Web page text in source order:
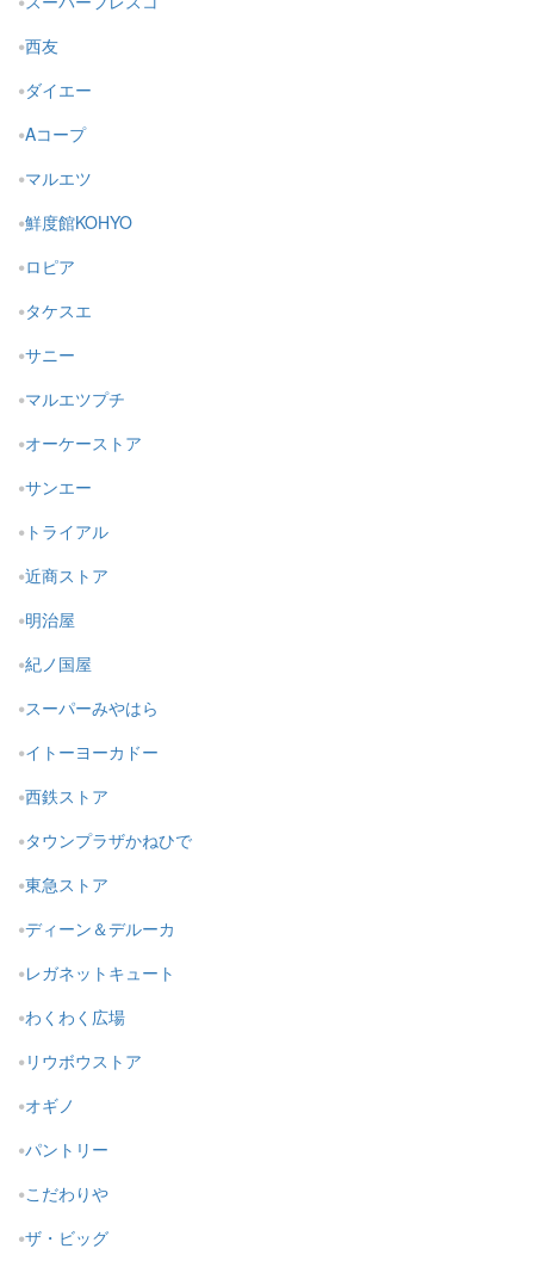
西友
ダイエー
Aコープ
マルエツ
鮮度館KOHYO
ロピア
タケスエ
サニー
マルエツプチ
オーケーストア
サンエー
トライアル
近商ストア
明治屋
紀ノ国屋
スーパーみやはら
イトーヨーカドー
西鉄ストア
タウンプラザかねひで
東急ストア
ディーン＆デルーカ
レガネットキュート
わくわく広場
リウボウストア
オギノ
パントリー
こだわりや
ザ・ビッグ